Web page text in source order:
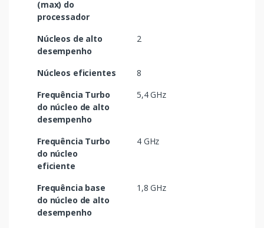
(max) do
processador
Núcleos de alto
desempenho
2
Núcleos eficientes
8
Frequência Turbo
do núcleo de alto
desempenho
5,4 GHz
Frequência Turbo
do núcleo
eficiente
4 GHz
Frequência base
do núcleo de alto
desempenho
1,8 GHz